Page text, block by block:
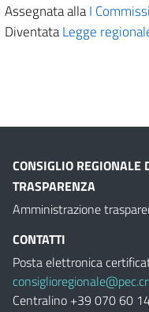
Assegnata allaI
DiventataLegge
CONSIGLIO REGIONALE
TRASPARENZA
Amministrazione
CONTATTI
Posta elettronica
Centralino +39 070 60